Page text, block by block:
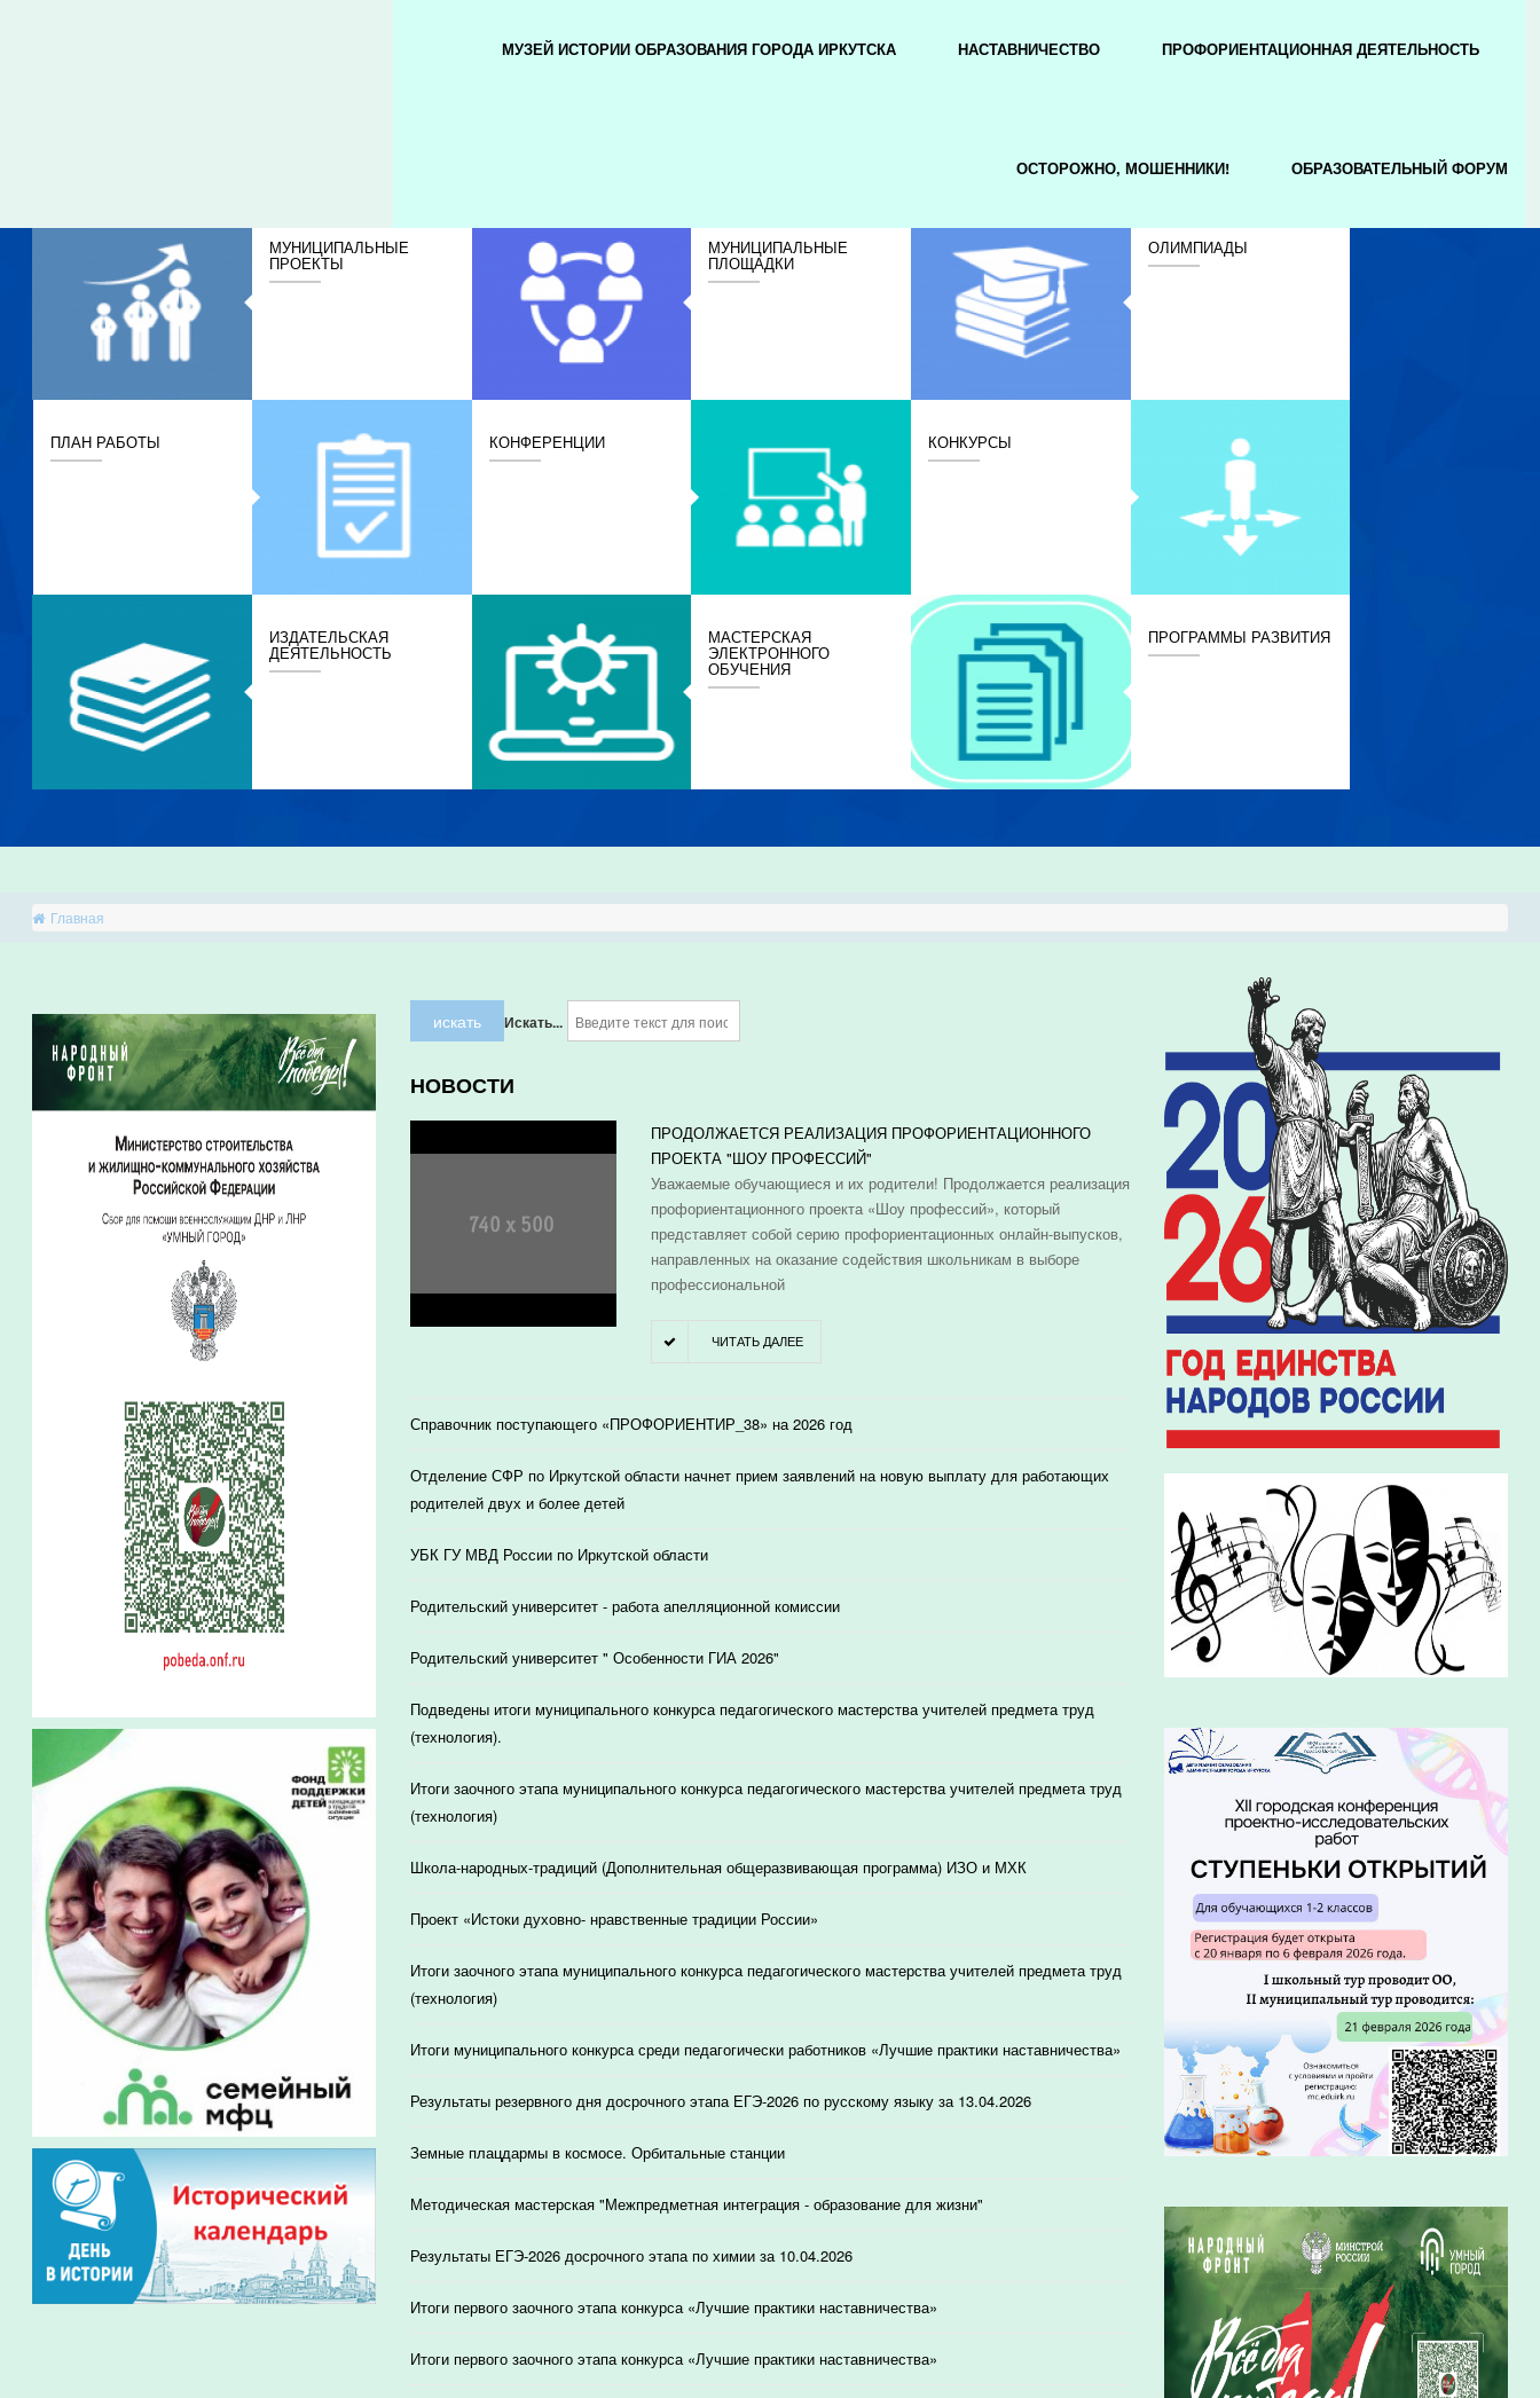
МУЗЕЙ ИСТОРИИ ОБРАЗОВАНИЯ ГОРОДА ИРКУТСКА НАСТАВНИЧЕСТВО ПРОФОРИЕНТАЦИОННАЯ ДЕЯТЕЛЬНОСТЬ
ОСТОРОЖНО, МОШЕННИКИ! ОБРАЗОВАТЕЛЬНЫЙ ФОРУМ
МУНИЦИПАЛЬНЫЕ
ПРОЕКТЫ
МУНИЦИПАЛЬНЫЕ
ПЛОЩАДКИ
ОЛИМПИАДЫ
КОНКУРСЫ
КОНФЕРЕНЦИИ
ПЛАН РАБОТЫ
ИЗДАТЕЛЬСКАЯ
ДЕЯТЕЛЬНОСТЬ
МАСТЕРСКАЯ
ЭЛЕКТРОННОГО
ОБУЧЕНИЯ
ПРОГРАММЫ РАЗВИТИЯ
Главная
искать Искать...
НОВОСТИ
ПРОДОЛЖАЕТСЯ РЕАЛИЗАЦИЯ ПРОФОРИЕНТАЦИОННОГО
ПРОЕКТА "ШОУ ПРОФЕССИЙ"
Уважаемые обучающиеся и их родители! Продолжается реализация
профориентационного проекта «Шоу профессий», который
представляет собой серию профориентационных онлайн-выпусков,
направленных на оказание содействия школьникам в выборе
профессиональной
ЧИТАТЬ ДАЛЕЕ
Справочник поступающего «ПРОФОРИЕНТИР_38» на 2026 год
Отделение СФР по Иркутской области начнет прием заявлений на новую выплату для работающих
родителей двух и более детей
УБК ГУ МВД России по Иркутской области
Родительский университет - работа апелляционной комиссии
Родительский университет " Особенности ГИА 2026"
Подведены итоги муниципального конкурса педагогического мастерства учителей предмета труд
(технология).
Итоги заочного этапа муниципального конкурса педагогического мастерства учителей предмета труд
(технология)
Школа-народных-традиций (Дополнительная общеразвивающая программа) ИЗО и МХК
Проект «Истоки духовно- нравственные традиции России»
Итоги заочного этапа муниципального конкурса педагогического мастерства учителей предмета труд
(технология)
Итоги муниципального конкурса среди педагогически работников «Лучшие практики наставничества»
Результаты резервного дня досрочного этапа ЕГЭ-2026 по русскому языку за 13.04.2026
Земные плацдармы в космосе. Орбитальные станции
Методическая мастерская "Межпредметная интеграция - образование для жизни"
Результаты ЕГЭ-2026 досрочного этапа по химии за 10.04.2026
Итоги первого заочного этапа конкурса «Лучшие практики наставничества»
Итоги первого заочного этапа конкурса «Лучшие практики наставничества»